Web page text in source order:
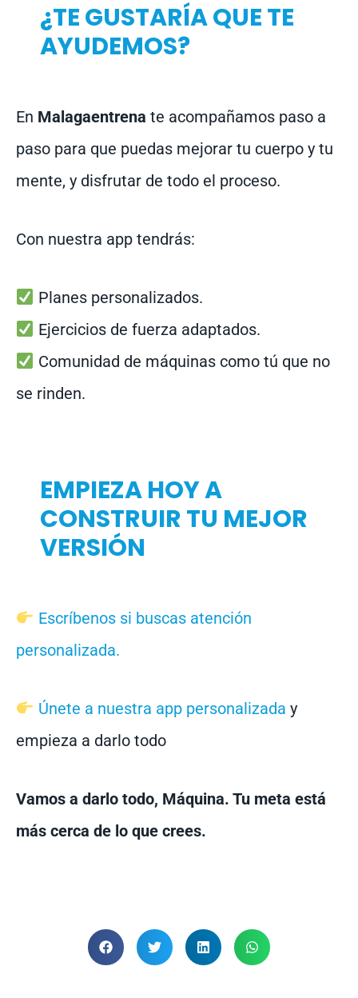
¿TE GUSTARÍA QUE TE
AYUDEMOS?
En Malagaentrena te acompañamos paso a
paso para que puedas mejorar tu cuerpo y tu
mente, y disfrutar de todo el proceso.
Con nuestra app tendrás:
Planes personalizados.
Ejercicios de fuerza adaptados.
Comunidad de máquinas como tú que no
se rinden.
EMPIEZA HOY A
CONSTRUIR TU MEJOR
VERSIÓN
Escríbenos si buscas atención
personalizada.
Únete a nuestra app personalizada y
empieza a darlo todo
Vamos a darlo todo, Máquina. Tu meta está
más cerca de lo que crees.